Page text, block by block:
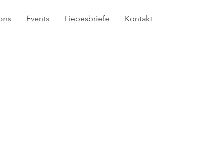
Events Liebesbriefe Kontakt